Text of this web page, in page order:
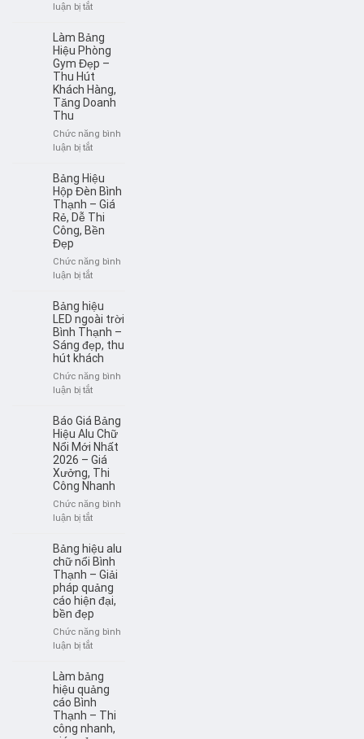
từ
A–
Z
luận bị tắtở
sánh
bảng
hiệu
alu
và
mica
Nên
chọn
nào?
Làm Bảng
Hiệu Phòng
Gym Đẹp –
Thu Hút
Khách Hàng,
Tăng Doanh
Thu
Chức năng bình
luận bị tắtở
Bảng
Hiệu
Phòng
Gym
Đẹp
Thu
Hút
Tăng
Doanh
Thu
Bảng Hiệu
Hộp Đèn Bình
Thạnh – Giá
Rẻ, Dễ Thi
Công, Bền
Đẹp
Chức năng bình
luận bị tắtở
Hiệu
Hộp
Đèn
Bình
Thạnh
Thi
Công,
Bền
Đẹp
Bảng hiệu
LED ngoài trời
Bình Thạnh –
Sáng đẹp, thu
hút khách
Chức năng bình
luận bị tắtở
hiệu
LED
ngoài
trời
Bình
Thạnh
–
Sáng
hút
khách
Báo Giá Bảng
Hiệu Alu Chữ
Nổi Mới Nhất
2026 – Giá
Xưởng, Thi
Công Nhanh
Chức năng bình
luận bị tắtở
Giá
Bảng
Hiệu
Alu
Chữ
Nổi
Mới
Nhất
Giá
Xưởng,
Thi
Công
Bảng hiệu alu
chữ nổi Bình
Thạnh – Giải
pháp quảng
cáo hiện đại,
bền đẹp
Chức năng bình
luận bị tắtở
hiệu
alu
chữ
nổi
Bình
Làm bảng
hiệu quảng
cáo Bình
Thạnh – Thi
công nhanh,